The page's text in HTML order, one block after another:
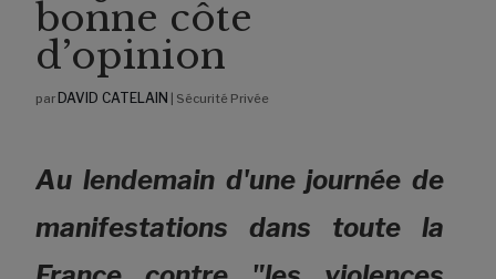
bonne côte
d’opinion
par DAVID CATELAIN Sécurité Privée
Au lendemain d'une journée de
manifestations dans toute la